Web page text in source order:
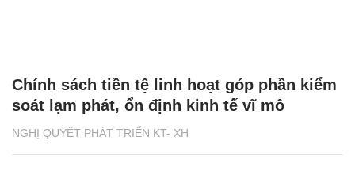
NGHỊ QUYẾT PHÁT TRIỂN KT- XH
Chính sách tiền tệ linh hoạt góp phần kiểm
soát lạm phát, ổn định kinh tế vĩ mô